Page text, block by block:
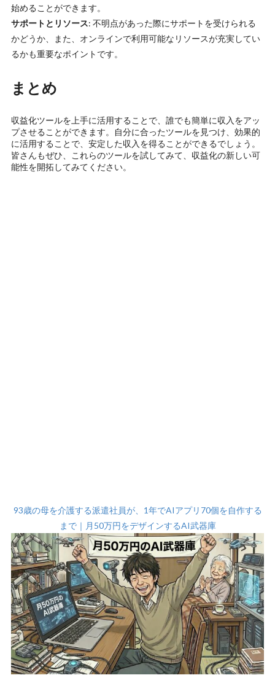
始めることができます。
サポートとリソース: 不明点があった際にサポートを受けられる
かどうか、また、オンラインで利用可能なリソースが充実してい
るかも重要なポイントです。
まとめ
収益化ツールを上手に活用することで、誰でも簡単に収入をアッ
プさせることができます。自分に合ったツールを見つけ、効果的
に活用することで、安定した収入を得ることができるでしょう。
皆さんもぜひ、これらのツールを試してみて、収益化の新しい可
能性を開拓してみてください。
93歳の母を介護する派遣社員が、1年でAIアプリ70個を自作する
まで｜月50万円をデザインするAI武器庫